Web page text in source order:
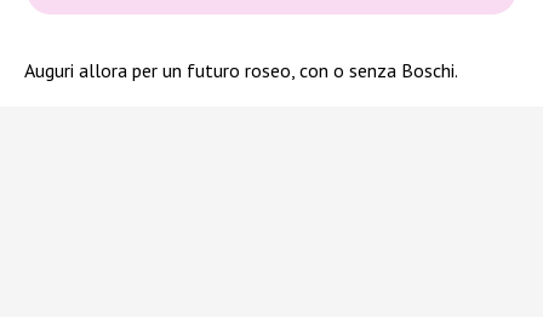
Auguri allora per un futuro roseo, con o senza Boschi.